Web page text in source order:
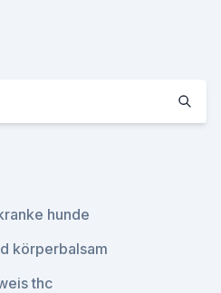
hunde
körperbalsam
thc